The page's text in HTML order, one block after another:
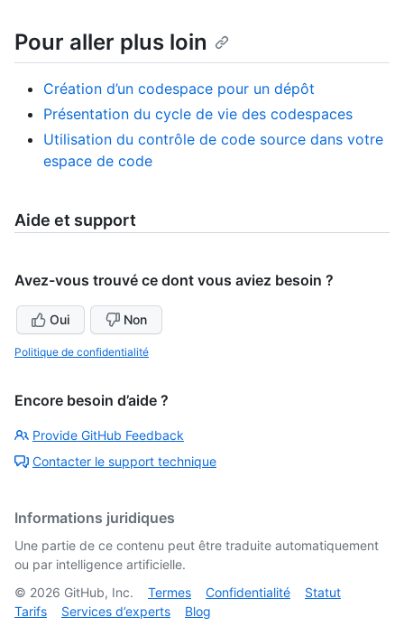
Pour aller plus loin
Création d’un codespace pour un dépôt
Présentation du cycle de vie des codespaces
Utilisation du contrôle de code source dans votre
espace de code
Aide et support
Avez-vous trouvé ce dont vous aviez besoin ?
Oui Non
Politique de confidentialité
Encore besoin d’aide ?
Provide GitHub Feedback
Contacter le support technique
Informations juridiques
Une partie de ce contenu peut être traduite automatiquement
ou par intelligence artificielle.
© 2026 GitHub, Inc. Termes Confidentialité
Statut
Tarifs
Services d’experts Blog